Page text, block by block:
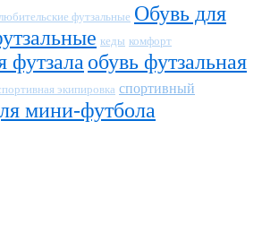
футзальные Обувь для
кеды комфорт
футзала обувь футзальная
экипировка спортивный
мини-футбола